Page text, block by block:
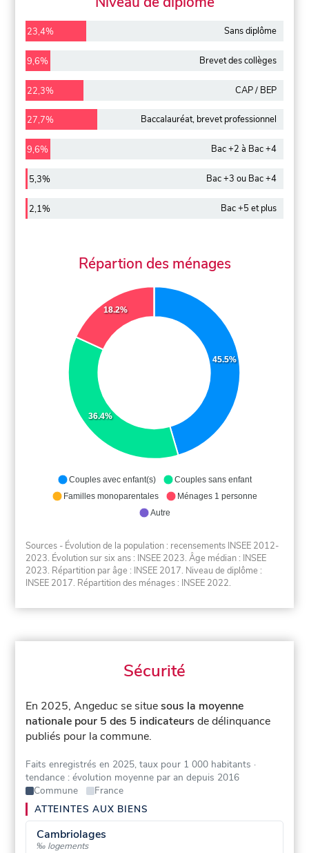
23,4% Sans diplôme
9,6% Brevet des collèges
22,3% CAP / BEP
27,7% Baccalauréat, brevet professionnel
9,6% Bac +2 à Bac +4
5,3% Bac +3 ou Bac +4
2,1% Bac +5 et plus
Répartion des ménages
45.5%
36.4%
18.2%
Couples avec enfant(s)
Couples sans enfant
Familles monoparentales
Ménages 1 personne
Autre
Sources - Évolution de la population : recensements INSEE 2012-
2023. Évolution sur six ans : INSEE 2023. Âge médian : INSEE
2023. Répartition par âge : INSEE 2017. Niveau de diplôme :
INSEE 2017. Répartition des ménages : INSEE 2022.
Sécurité
En 2025, Angeduc se situesous la moyenne
nationale pour 5 des 5 indicateurs de délinquance
publiés pour la commune.
Faits enregistrés en 2025, taux pour 1 000 habitants ·
tendance : évolution moyenne par an depuis 2016
Commune
France
ATTEINTES AUX BIENS
Cambriolages
‰ logements